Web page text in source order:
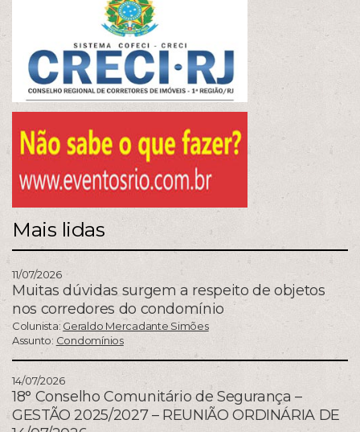
Mais lidas
11/07/2026
Muitas dúvidas surgem a respeito de objetos
nos corredores do condomínio
Colunista: Geraldo Mercadante Simões
Assunto: Condomínios
14/07/2026
18° Conselho Comunitário de Segurança –
GESTÃO 2025/2027 – REUNIÃO ORDINÁRIA DE